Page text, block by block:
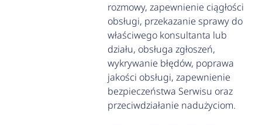
rozmowy, zapewnienie ciągłości
obsługi, przekazanie sprawy do
właściwego konsultanta lub
działu, obsługa zgłoszeń,
wykrywanie błędów, poprawa
jakości obsługi, zapewnienie
bezpieczeństwa Serwisu oraz
przeciwdziałanie nadużyciom.